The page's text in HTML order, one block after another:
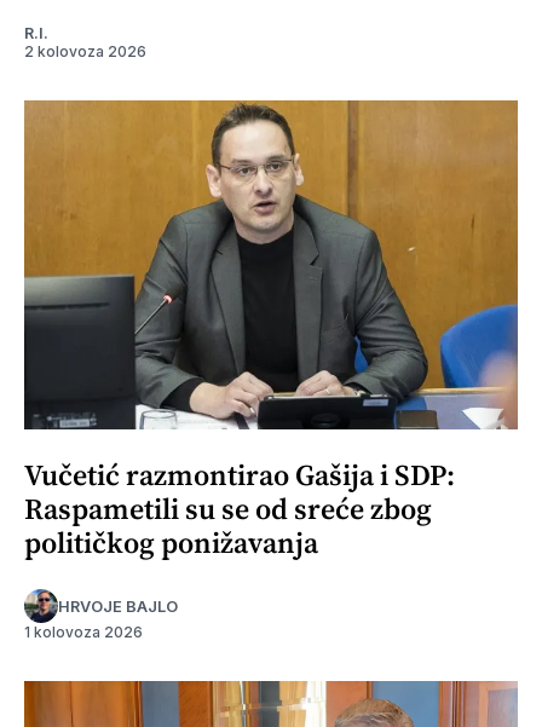
R.I.
2 kolovoza 2026
Vučetić razmontirao Gašija i SDP:
Raspametili su se od sreće zbog
političkog ponižavanja
HRVOJE BAJLO
1 kolovoza 2026